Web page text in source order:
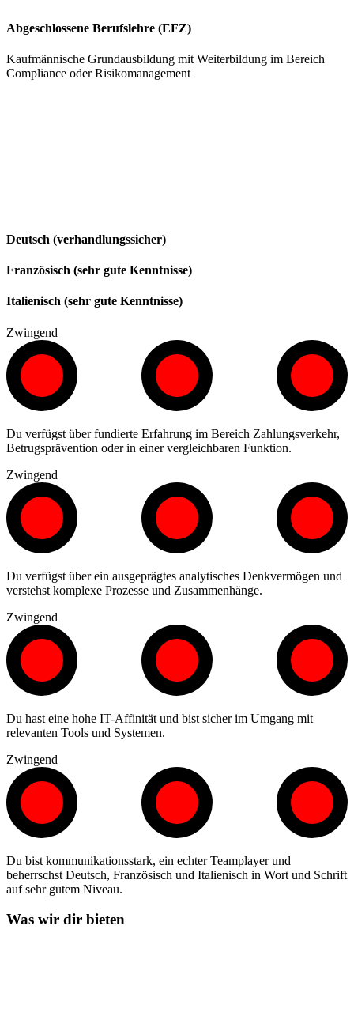
Abgeschlossene Berufslehre (EFZ)
Kaufmännische Grundausbildung mit Weiterbildung im Bereich
Compliance oder Risikomanagement
Deutsch (verhandlungssicher)
Französisch (sehr gute Kenntnisse)
Italienisch (sehr gute Kenntnisse)
Zwingend
Du verfügst über fundierte Erfahrung im Bereich Zahlungsverkehr,
Betrugsprävention oder in einer vergleichbaren Funktion.
Zwingend
Du verfügst über ein ausgeprägtes analytisches Denkvermögen und
verstehst komplexe Prozesse und Zusammenhänge.
Zwingend
Du hast eine hohe IT-Affinität und bist sicher im Umgang mit
relevanten Tools und Systemen.
Zwingend
Du bist kommunikationsstark, ein echter Teamplayer und
beherrschst Deutsch, Französisch und Italienisch in Wort und Schrift
auf sehr gutem Niveau.
Was wir dir bieten